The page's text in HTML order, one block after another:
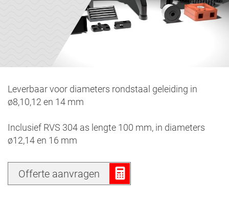
Leverbaar voor diameters rondstaal geleiding in
ø8,10,12 en 14 mm
Inclusief RVS 304 as lengte 100 mm, in diameters
ø12,14 en 16 mm
Offerte aanvragen